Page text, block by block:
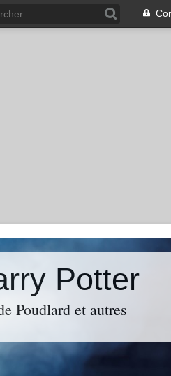
Potter
Poudlard et autres